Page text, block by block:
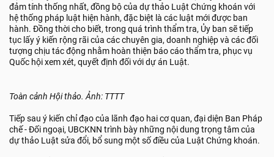
đảm tính thống nhất, đồng bộ của dự thảo Luật Chứng khoán với
hệ thống pháp luật hiện hành, đặc biệt là các luật mới được ban
hành. Đồng thời cho biết, trong quá trình thẩm tra, Ủy ban sẽ tiếp
tục lấy ý kiến rộng rãi của các chuyên gia, doanh nghiệp và các đối
tượng chịu tác động nhằm hoàn thiện báo cáo thẩm tra, phục vụ
Quốc hội xem xét, quyết định đối với dự án Luật.
Toàn cảnh Hội thảo. Ảnh: TTTT
Tiếp sau ý kiến chỉ đạo của lãnh đạo hai cơ quan, đại diện Ban Pháp
chế - Đối ngoại, UBCKNN trình bày những nội dung trọng tâm của
dự thảo Luật sửa đổi, bổ sung một số điều của Luật Chứng khoán.